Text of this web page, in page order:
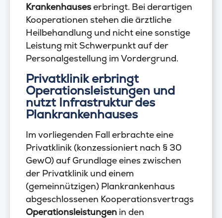
Krankenhauseserbringt. Bei derartigen
Kooperationen stehen die ärztliche
Heilbehandlung und nicht eine sonstige
Leistung mit Schwerpunkt auf der
Personalgestellung im Vordergrund.
Privatklinik erbringt
Operationsleistungen und
nutzt Infrastruktur des
Plankrankenhauses
Im vorliegenden Fall erbrachte eine
Privatklinik (konzessioniert nach § 30
GewO) auf Grundlage eines zwischen
der Privatklinik und einem
(gemeinnützigen) Plankrankenhaus
abgeschlossenen Kooperationsvertrags
Operationsleistungen in den